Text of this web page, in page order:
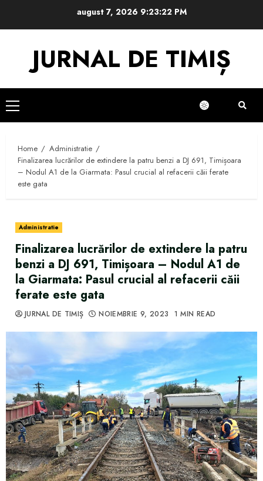
august 7, 2026 9:23:23 PM
JURNAL DE TIMIȘ
Primary
Menu
Home
Administratie
Finalizarea lucrărilor de extindere la patru benzi a DJ 691, Timișoara
– Nodul A1 de la Giarmata: Pasul crucial al refacerii căii ferate
este gata
Administratie
Finalizarea lucrărilor de extindere la patru
benzi a DJ 691, Timișoara – Nodul A1 de
la Giarmata: Pasul crucial al refacerii căii
ferate este gata
JURNAL DE TIMIȘ NOIEMBRIE 9, 2023 1 MIN READ